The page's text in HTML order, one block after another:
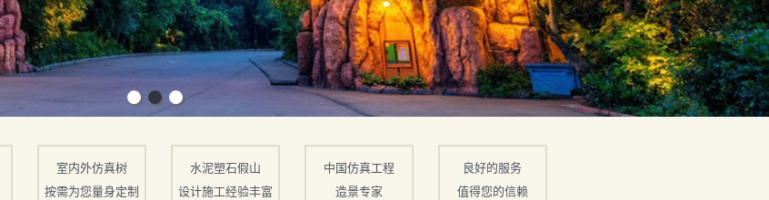
室内外仿真树
按需为您量身定制
水泥塑石假山
设计施工经验丰富
中国仿真工程
造景专家
良好的服务
值得您的信赖